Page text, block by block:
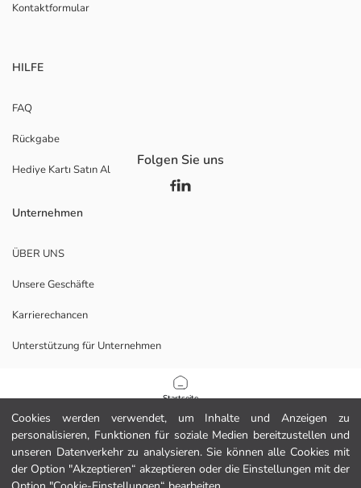
Cookies werden verwendet, um Inhalte und Anzeigen zu
personalisieren, Funktionen für soziale Medien bereitzustellen und
unseren Datenverkehr zu analysieren. Sie können alle Cookies mit
der Option "Akzeptieren“ akzeptieren oder die Einstellungen mit der
Startseite
Kategorien
Mein Warenkorb
Kontaktformular
HILFE
FAQ
Rückgabe
Hediye Kartı Satın Al
Unternehmen
ÜBER UNS
Unsere Geschäfte
Karrierechancen
Unterstützung für Unternehmen
Datenschutzerklärung und Sicherheitspolitik
Folgen Sie uns